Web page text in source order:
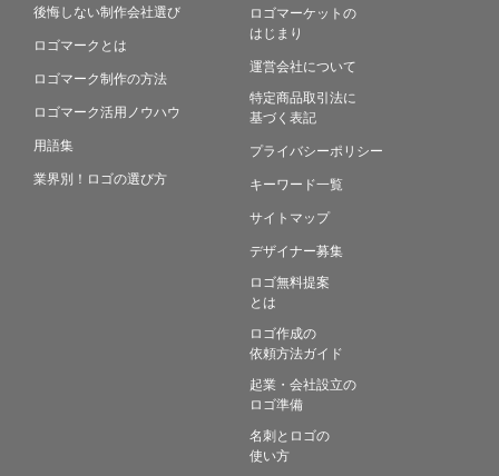
後悔しない制作会社選び
ロゴマークとは
ロゴマーク制作の方法
ロゴマーク活用ノウハウ
用語集
業界別！ロゴの選び方
ロゴマーケットの
はじまり
運営会社について
特定商品取引法に
基づく表記
プライバシーポリシー
キーワード一覧
サイトマップ
デザイナー募集
ロゴ無料提案
とは
ロゴ作成の
依頼方法ガイド
起業・会社設立の
ロゴ準備
名刺とロゴの
使い方